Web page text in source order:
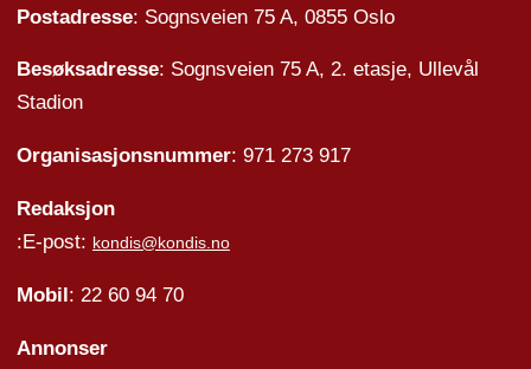
Postadresse: Sognsveien 75 A, 0855 Oslo
Besøksadresse: Sognsveien 75 A, 2. etasje, Ullevål
Stadion
Organisasjonsnummer: 971 273 917
Redaksjon
:E-post: kondis@kondis.no
Mobil : 22 60 94 70
Annonser